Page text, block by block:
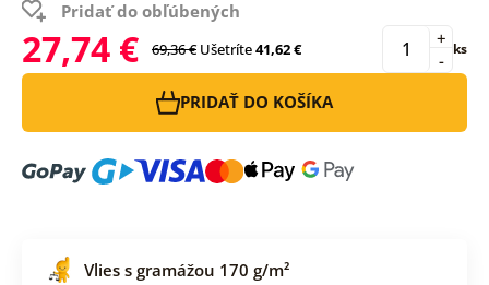
Pridať do obľúbených
27,74 € 69,36 € Ušetríte41,62 € -
+ ks
PRIDAŤ DO KOŠÍKA
Vlies s gramážou 170 g/m²